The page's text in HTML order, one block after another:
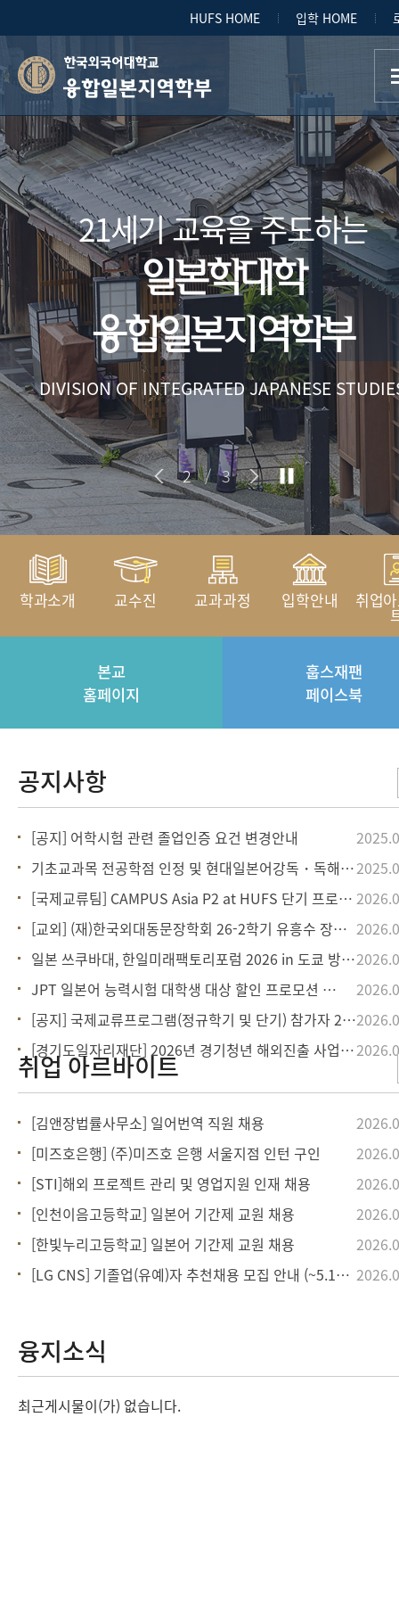
HUFS HOME 입학 HOME
융합일본지역학부
2 / 3
21세기 교육을 주도하는
일본학대학
융합일본지역학부
DIVISION OF INTEGRATED JAPANESE
학과소개 교수진 교과과정 입학안내 취업
본교
홈페이지
훕스재팬
페이스북
[공지] 어학시험 관련 졸업인증 요건 변경안내
기초교과목 전공학점 인정 및 현대일본어강독・독해 재수강 관련 공지
[국제교류팀] CAMPUS Asia P2 at HUFS 단기 프로그램 참가자 모집
[교외] (재)한국외대동문장학회 26-2학기 유흥수 장학금(융합일본지역학부 재학생 대상)
일본 쓰쿠바대, 한일미래팩토리포럼 2026 in 도쿄 방일 초청 한국 대학생 모집 안내
JPT 일본어 능력시험 대학생 대상 할인 프로모션 안내
[공지] 국제교류프로그램(정규학기 및 단기) 참가자 2026학년도 2회차 학점인정 절차 안
[경기도일자리재단] 2026년 경기청년 해외진출 사업 - 일본 해외취업 참여자 3기 모집
[김앤장법률사무소] 일어번역 직원 채용
[미즈호은행] (주)미즈호 은행 서울지점 인턴 구인
[STI]해외 프로젝트 관리 및 영업지원 인재 채용
[인천이음고등학교] 일본어 기간제 교원 채용
[한빛누리고등학교] 일본어 기간제 교원 채용
[LG CNS] 기졸업(유예)자 추천채용 모집 안내 (~5.13. 23시, 일본/
융지소식
최근게시물이(가) 없습니다.